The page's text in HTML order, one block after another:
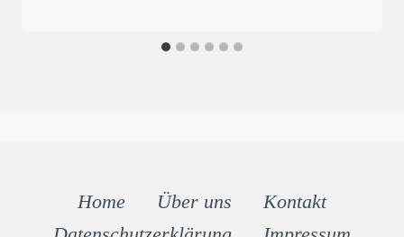
Home Über uns
Kontakt